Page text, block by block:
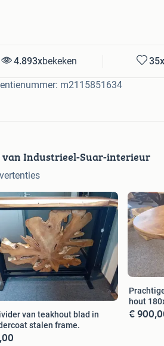
4.893xbekeken 35x
m2115851634
van Industrieel-Suar-interieur
van teakhout blad in
stalen frame.
hout
€